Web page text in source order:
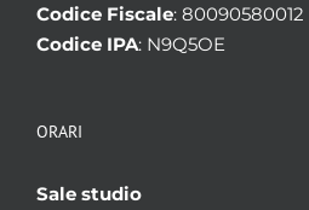
Codice Fiscale: 80090580012
Codice IPA: N9Q5OE
ORARI
Sale studio